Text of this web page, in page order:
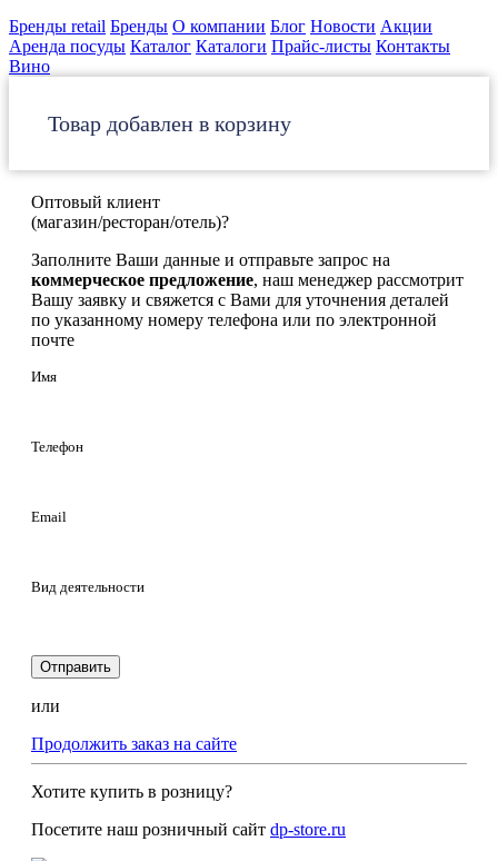
Бренды retail Бренды О компании Блог Новости Акции
Аренда посуды Каталог Каталоги Прайс-листы Контакты
Вино
Товар добавлен в корзину
Оптовый клиент
(магазин/ресторан/отель)?
Заполните Ваши данные и отправьте запрос на
коммерческое предложение, наш менеджер рассмотрит
Вашу заявку и свяжется с Вами для уточнения деталей
по указанному номеру телефона или по электронной
почте
Имя
Телефон
Email
Вид деятельности
Отправить
или
Продолжить заказ на сайте
Хотите купить в розницу?
Посетите наш розничный сайт dp-store.ru